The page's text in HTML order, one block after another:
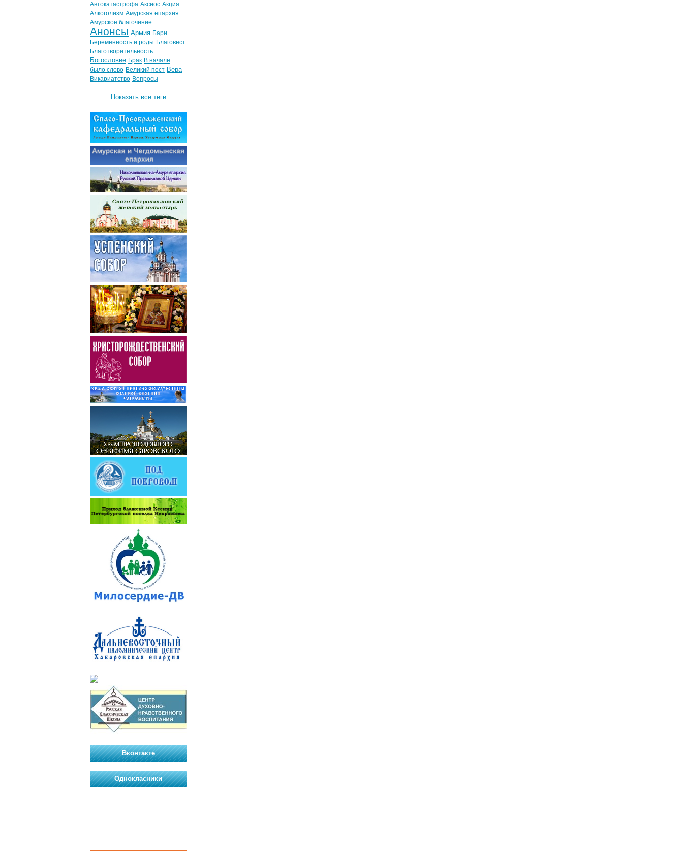
Автокатастрофа Аксиос Акция
Алкоголизм Амурская епархия
Амурское благочиние
Анонсы Армия Бари
Беременность и роды Благовест
Благотворительность
Богословие Брак В начале
было слово Великий пост Вера
Викариатство Вопросы
Показать все теги
Вконтакте
Однокласники